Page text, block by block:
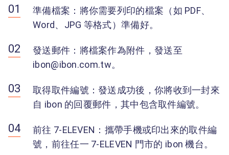
準備檔案：將你需要列印的檔案（如 PDF、
Word、JPG 等格式）準備好。
發送郵件：將檔案作為附件，發送至
ibon@ibon.com.tw。
取得取件編號：發送成功後，你將收到一封來
自 ibon 的回覆郵件，其中包含取件編號。
前往 7-ELEVEN：攜帶手機或印出來的取件編
號，前往任一 7-ELEVEN 門市的 ibon 機台。